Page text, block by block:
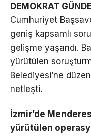
DEMOKRAT
Cumhuriyet
geniş kapsamlı
gelişme yaşandı.
yürütülen
Belediyesi’ne
netleşti.
İzmir’de
yürütülen